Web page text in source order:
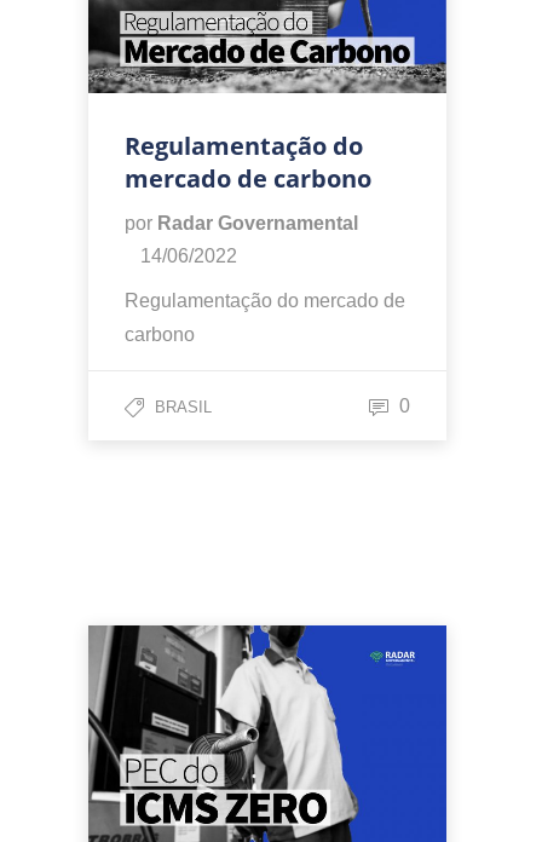
Regulamentação do
mercado de carbono
por Radar Governamental
14/06/2022
Regulamentação do mercado de
carbono
BRASIL 0